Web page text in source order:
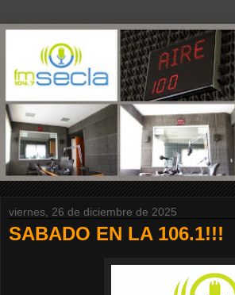
viernes, 26 de diciembre de 2025
SABADO EN LA 106.1!!!